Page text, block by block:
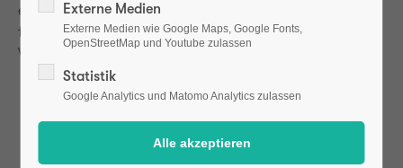
eine Osteoporose zeigt, ist sie meist schon in einem
fortgeschrittenen Stadium. Dennoch gibt es ein paar
Warnzeichen, die auf eine Gefährdung hinweisen.
akute und chronische Rückenschmerzen
ein zunehmender Rundrücken (Witwenbuckel)
überlange Arme (sie wirken so, weil der Osteoporose-
Externe Medien
Externe Medien wie Google Maps, Google Fonts,
OpenStreetMap und Youtube zulassen
Statistik
Google Analytics und Matomo Analytics zulassen